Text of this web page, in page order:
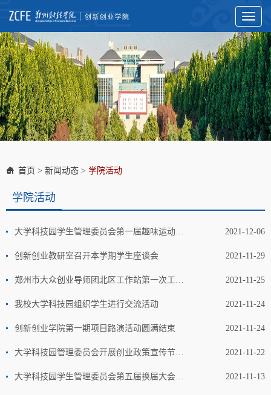
Toggle
首页 > 新闻动态 > 学院活动
学院活动
大学科技园学生管理委员会第一届趣味运动会成功开展 2021-12-06
创新创业教研室召开本学期学生座谈会 2021-11-29
郑州市大众创业导师团北区工作站第一次工作会议成功召开 2021-11-25
我校大学科技园组织学生进行交流活动 2021-11-24
创新创业学院第一期项目路演活动圆满结束 2021-11-24
大学科技园管理委员会开展创业政策宣传节活动 2021-11-22
大学科技园学生管理委员会第五届换届大会成功举办 2021-11-13